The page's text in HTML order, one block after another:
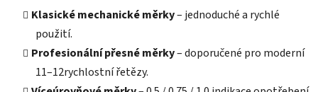
Klasické mechanické měrky– jednoduché a rychlé
použití.
Profesionální přesné měrky– doporučené pro moderní
11–12rychlostní řetězy.